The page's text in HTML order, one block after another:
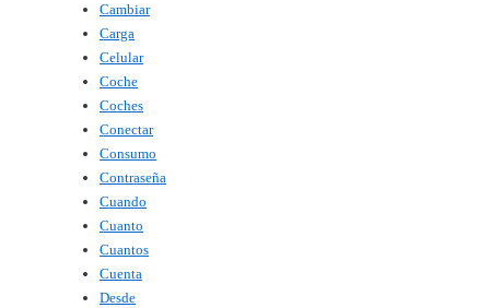
Cambiar
Carga
Celular
Coche
Coches
Conectar
Consumo
Contraseña
Cuando
Cuanto
Cuantos
Cuenta
Desde